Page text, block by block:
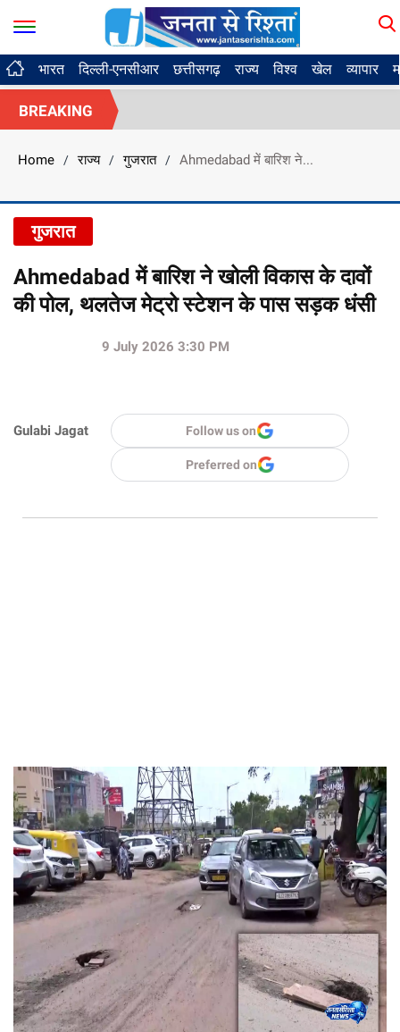
भारत दिल्ली-एनसीआर छत्तीसगढ़ राज्य विश्व खेल व्यापार
BREAKING
Home / राज्य / गुजरात / Ahmedabad में बारिश ने...
गुजरात
Ahmedabad में बारिश ने खोली विकास के दावों
की पोल, थलतेज मेट्रो स्टेशन के पास सड़क धंसी
Gulabi Jagat
9 July 2026 3:30 PM
Follow us on
Preferred on